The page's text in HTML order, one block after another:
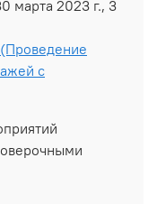
марта 2023 г., 3
с